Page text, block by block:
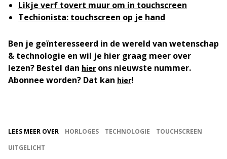
Likje verf tovert muur om in touchscreen
Techionista: touchscreen op je hand
Ben je geïnteresseerd in de wereld van wetenschap
& technologie en wil je hier graag meer over
lezen? Bestel dan hierons nieuwste nummer.
Abonnee worden? Dat kan hier!
LEES MEER OVER HORLOGES TECHNOLOGIE
TOUCHSCREEN
UITGELICHT